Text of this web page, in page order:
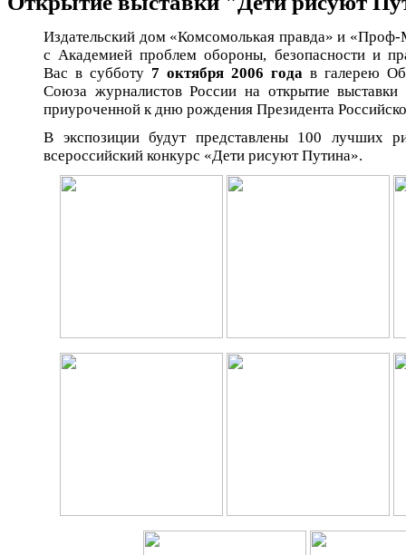
Издательский дом «Комсомолькая правда» и
с Академией проблем обороны, безопасности и
Вас в субботу 7 октября 2006 года в галерею
Союза журналистов России на открытие
приуроченной к дню рождения Президента
В экспозиции будут представлены 100 лучших
всероссийский конкурс «Дети рисуют Путина».